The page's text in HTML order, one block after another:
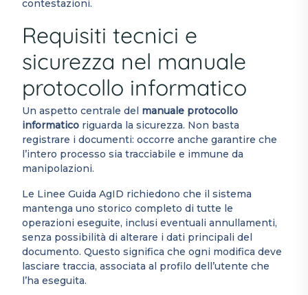
contestazioni.
Requisiti tecnici e
sicurezza nel manuale
protocollo informatico
Un aspetto centrale del manuale protocollo
informatico riguarda la sicurezza. Non basta
registrare i documenti: occorre anche garantire che
l’intero processo sia tracciabile e immune da
manipolazioni.
Le Linee Guida AgID richiedono che il sistema
mantenga uno storico completo di tutte le
operazioni eseguite, inclusi eventuali annullamenti,
senza possibilità di alterare i dati principali del
documento. Questo significa che ogni modifica deve
lasciare traccia, associata al profilo dell’utente che
l’ha eseguita.